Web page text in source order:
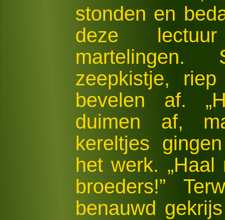
stonden en
deze
zeepkistje,
bevelen af.
duimen af,
kereltjes
het werk.
broeders!”
benauwd